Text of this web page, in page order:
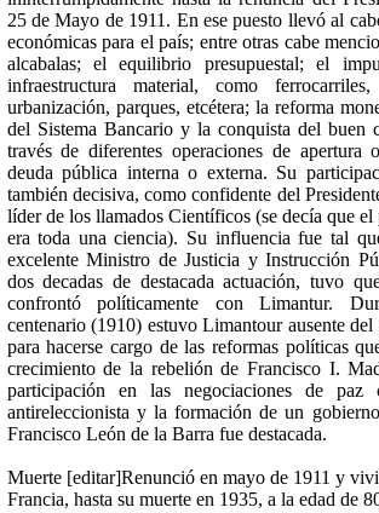
25 de Mayo de 1911. En ese puesto llevó al
económicas para el país; entre otras cabe
alcabalas; el equilibrio presupuestal; el
infraestructura material, como
urbanización, parques, etcétera; la reforma
del Sistema Bancario y la conquista del buen
través de diferentes operaciones de apertura
deuda pública interna o externa. Su
también decisiva, como confidente del
líder de los llamados Científicos (se decía que
era toda una ciencia). Su influencia fue tal
excelente Ministro de Justicia y Instrucción
dos decadas de destacada actuación, tuvo
confrontó políticamente con Limantur.
centenario (1910) estuvo Limantour ausente del
para hacerse cargo de las reformas políticas
crecimiento de la rebelión de Francisco I.
participación en las negociaciones de paz
antireleccionista y la formación de un
Francisco León de la Barra fue destacada.
Muerte [editar]Renunció en mayo de 1911 y
Francia, hasta su muerte en 1935, a la edad de